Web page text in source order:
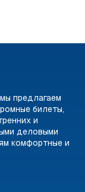
предлагаем
билеты,
и
деловыми
комфортные и